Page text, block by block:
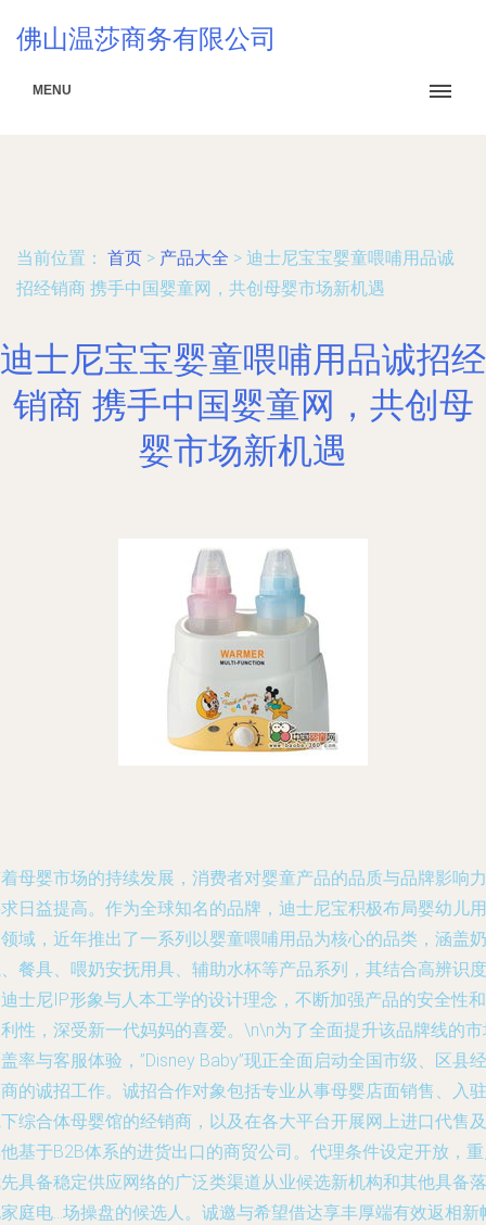
佛山温莎商务有限公司
MENU
当前位置： 首页 > 产品大全 > 迪士尼宝宝婴童喂哺用品诚
招经销商 携手中国婴童网，共创母婴市场新机遇
迪士尼宝宝婴童喂哺用品诚招经
销商 携手中国婴童网，共创母
婴市场新机遇
母婴市场的持续发展，消费者对婴童产品的品质与品牌影响力
日益提高。作为全球知名的品牌，迪士尼宝积极布局婴幼儿用
域，近年推出了一系列以婴童喂哺用品为核心的品类，涵盖奶
餐具、喂奶安抚用具、辅助水杯等产品系列，其结合高辨识度
士尼IP形象与人本工学的设计理念，不断加强产品的安全性和
性，深受新一代妈妈的喜爱。\n\n为了全面提升该品牌线的
率与客服体验，”Disney Baby”现正全面启动全国市级、区县经
的诚招工作。诚招合作对象包括专业从事母婴店面销售、入驻
综合体母婴馆的经销商，以及在各大平台开展网上进口代售及
基于B2B体系的进货出口的商贸公司。代理条件设定开放，
具备稳定供应网络的广泛类渠道从业候选新机构和其他具备落
庭电…场操盘的候选人。诚邀与希望借达享丰厚端有效返相新